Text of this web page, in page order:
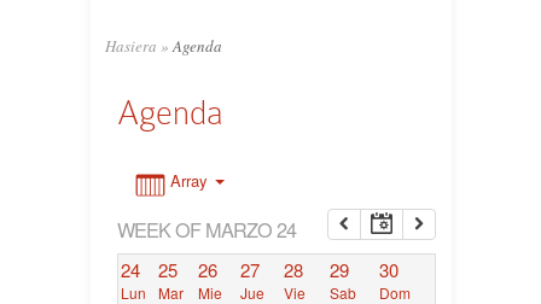
Hasiera » Agenda
Agenda
Array
WEEK OF MARZO 24
24
Lun
25
Mar
26
Mie
27
Jue
28
Vie
29
Sab
30
Dom
7:00